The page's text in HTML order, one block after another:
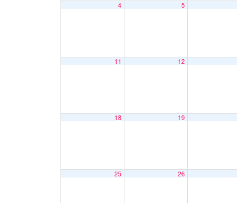
4 5
11 12
18 19
25 26